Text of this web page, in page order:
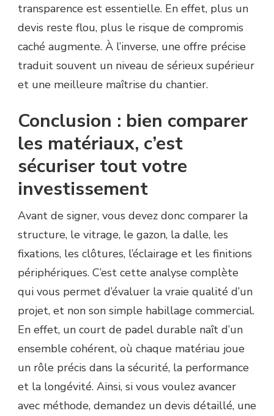
transparence est essentielle. En effet, plus un
devis reste flou, plus le risque de compromis
caché augmente. À l’inverse, une offre précise
traduit souvent un niveau de sérieux supérieur
et une meilleure maîtrise du chantier.
Conclusion : bien comparer
les matériaux, c’est
sécuriser tout votre
investissement
Avant de signer, vous devez donc comparer la
structure, le vitrage, le gazon, la dalle, les
fixations, les clôtures, l’éclairage et les finitions
périphériques. C’est cette analyse complète
qui vous permet d’évaluer la vraie qualité d’un
projet, et non son simple habillage commercial.
En effet, un court de padel durable naît d’un
ensemble cohérent, où chaque matériau joue
un rôle précis dans la sécurité, la performance
et la longévité. Ainsi, si vous voulez avancer
avec méthode, demandez un devis détaillé, une